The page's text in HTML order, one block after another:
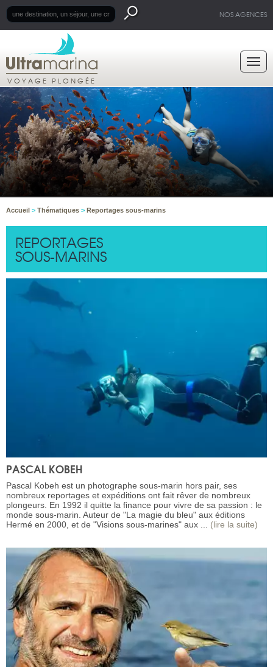
NOS AGENCES
VOYAGE PLONGÉE
Accueil > Thématiques > Reportages sous-marins
REPORTAGES
SOUS-MARINS
PASCAL KOBEH
Pascal Kobeh est un photographe sous-marin hors pair, ses
nombreux reportages et expéditions ont fait rêver de nombreux
plongeurs. En 1992 il quitte la finance pour vivre de sa passion : le
monde sous-marin. Auteur de "La magie du bleu" aux éditions
Hermé en 2000, et de "Visions sous-marines" aux ... (lire la suite)